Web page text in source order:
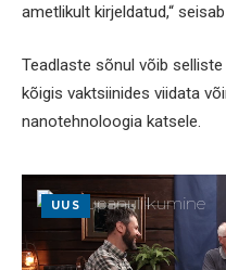
ametlikult kirjeldatud,“
Teadlaste sõnul võib
kõigis vaktsiinides viidata
nanotehnoloogia katsele.
UUS